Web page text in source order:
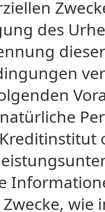
des
wie